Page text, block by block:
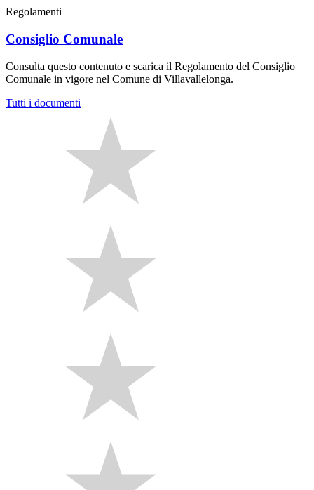
Regolamenti
Consiglio Comunale
Consulta questo contenuto e scarica il Regolamento del Consiglio
Comunale in vigore nel Comune di Villavallelonga.
Tutti i documenti